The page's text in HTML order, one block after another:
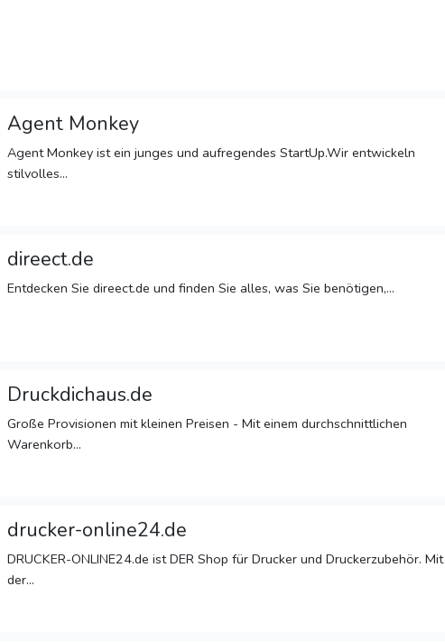
Agent Monkey
Agent Monkey ist ein junges und aufregendes StartUp.Wir entwickeln
stilvolles...
direect.de
Entdecken Sie direect.de und finden Sie alles, was Sie benötigen,...
Druckdichaus.de
Große Provisionen mit kleinen Preisen - Mit einem durchschnittlichen
Warenkorb...
drucker-online24.de
DRUCKER-ONLINE24.de ist DER Shop für Drucker und Druckerzubehör. Mit
der...